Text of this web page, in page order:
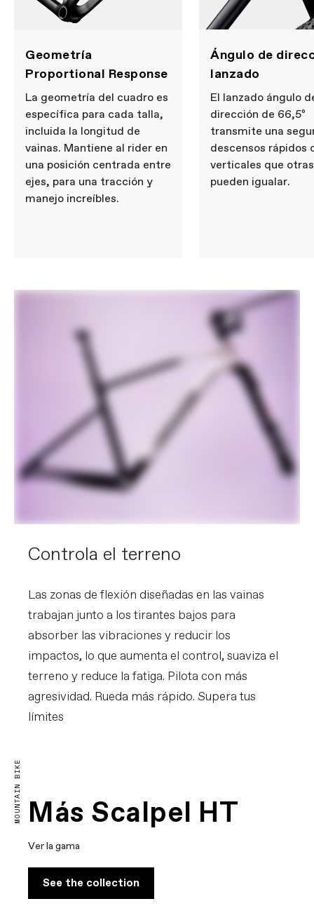
Geometría
Proportional Response
La geometría del cuadro es
específica para cada talla,
incluida la longitud de
vainas. Mantiene al rider en
una posición centrada entre
ejes, para una tracción y
manejo increíbles.
Ángulo de
lanzado
El lanzado ángulo
dirección de 66,5º
transmite una
descensos rápidos
verticales que
pueden igualar.
Controla el terreno
Las zonas de flexión diseñadas en las vainas
trabajan junto a los tirantes bajos para
absorber las vibraciones y reducir los
impactos, lo que aumenta el control, suaviza el
terreno y reduce la fatiga. Pilota con más
agresividad. Rueda más rápido. Supera tus
límites
MOUNTAIN BIKE Más Scalpel HT
Ver la gama
See the collection